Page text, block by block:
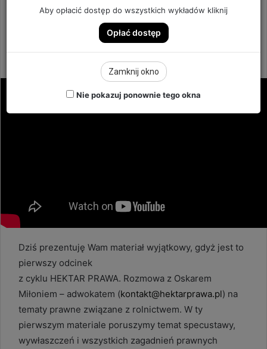
HEKTAR PRAWA #1
HEKTAR PRAWA #1
an
Dziś prezentuję Wam materiał wyjątkowy, gdyż jest to
pierwszy odcinek
z cyklu HEKTAR PRAWA. Rozmowa z Oskarem
Miłoniem – adwokatem (kontakt@hektarprawa.pl) na
tematy prawne związane z rolnictwem. W ty
pierwszym materiale poruszymy temat specustawy,
wywłaszczeń i wszystkich zagadnień prawnych
Aby opłacić dostęp do wszystkich wykładów kliknij
Opłać dostęp
Zamknij okno
Nie pokazuj ponownie tego okna